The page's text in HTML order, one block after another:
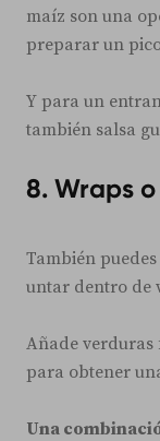
maíz son una
preparar un
Y para un
también salsa
8. Wraps
También
untar dentro de
Añade verduras
para obtener
Una